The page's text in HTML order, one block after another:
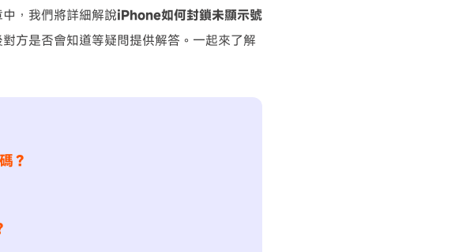
，我們將詳細解說iPhone如何封鎖未顯示號
方是否會知道等疑問提供解答。一起來了解
？